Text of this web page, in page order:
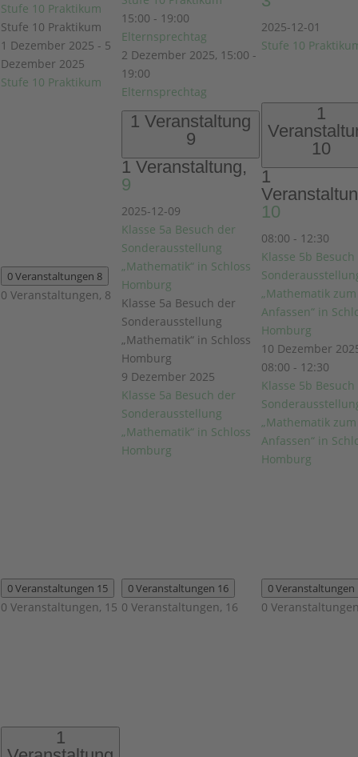
Stufe 10 Praktikum
Stufe 10 Praktikum
1 Dezember 2025 - 5
Dezember 2025
Stufe 10 Praktikum
15:00 - 19:00
Elternsprechtag
2 Dezember 2025, 15:00 -
19:00
Elternsprechtag
2025-12-01
Stufe 10
0 Veranstaltungen 8
0 Veranstaltungen, 8
1 Veranstaltung
9
1 Veranstaltung,
9
2025-12-09
Klasse 5a Besuch der
Sonderausstellung
„Mathematik“ in Schloss
Homburg
Klasse 5a Besuch der
Sonderausstellung
„Mathematik“ in Schloss
Homburg
9 Dezember 2025
Klasse 5a Besuch der
Sonderausstellung
„Mathematik“ in Schloss
Homburg
1
10
1
10
08:00 - 12:30
Klasse 5b
„Mathematik zum
Anfassen“ in
Homburg
10 Dezember
08:00 - 12:30
Klasse 5b
„Mathematik zum
Anfassen“ in
Homburg
0 Veranstaltungen 15
0 Veranstaltungen, 15
0 Veranstaltungen 16
0 Veranstaltungen, 16
0 Veranstaltungen
0
1